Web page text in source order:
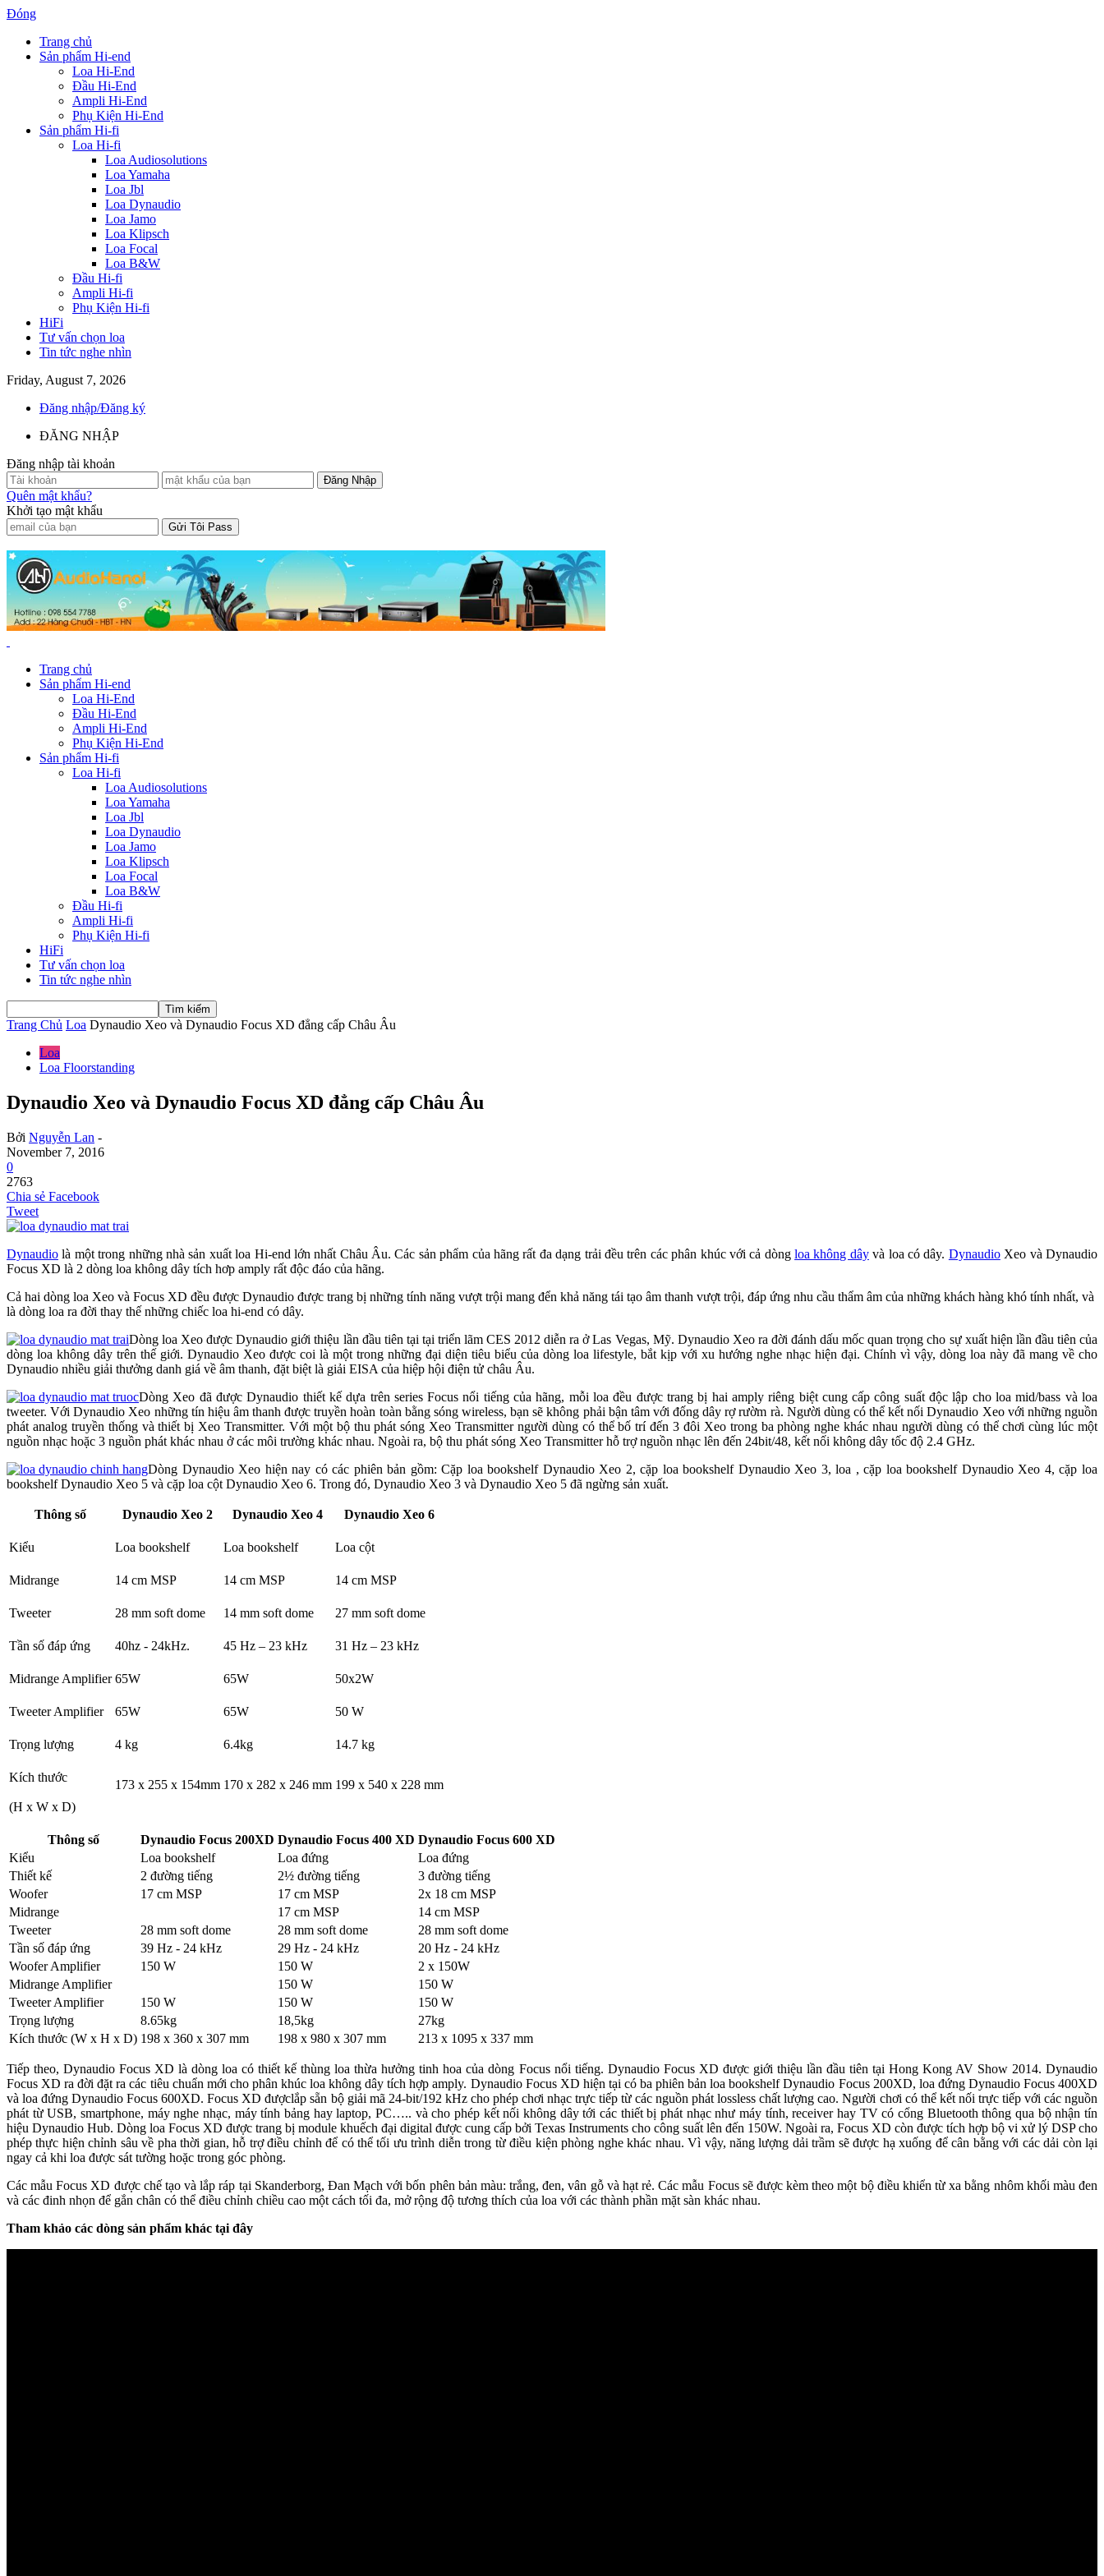
Đóng
Trang chủ
Sản phẩm Hi-end
Loa Hi-End
Đầu Hi-End
Ampli Hi-End
Phụ Kiện Hi-End
Sản phẩm Hi-fi
Loa Hi-fi
Loa Audiosolutions
Loa Yamaha
Loa Jbl
Loa Dynaudio
Loa Jamo
Loa Klipsch
Loa Focal
Loa B&W
Đầu Hi-fi
Ampli Hi-fi
Phụ Kiện Hi-fi
HiFi
Tư vấn chọn loa
Tin tức nghe nhìn
Friday, August 7, 2026
Đăng nhập/Đăng ký
ĐĂNG NHẬP
Đăng nhập tài khoản
Quên mật khẩu?
Khởi tạo mật khẩu
Trang chủ
Sản phẩm Hi-end
Loa Hi-End
Đầu Hi-End
Ampli Hi-End
Phụ Kiện Hi-End
Sản phẩm Hi-fi
Loa Hi-fi
Loa Audiosolutions
Loa Yamaha
Loa Jbl
Loa Dynaudio
Loa Jamo
Loa Klipsch
Loa Focal
Loa B&W
Đầu Hi-fi
Ampli Hi-fi
Phụ Kiện Hi-fi
HiFi
Tư vấn chọn loa
Tin tức nghe nhìn
Trang Chủ Loa Dynaudio Xeo và Dynaudio Focus XD đẳng cấp Châu Âu
Loa
Loa Floorstanding
Dynaudio Xeo và Dynaudio Focus XD đẳng cấp Châu Âu
Bởi Nguyễn Lan -
November 7, 2016
0
2763
Chia sẻ Facebook
Tweet
Dynaudio là một trong những nhà sản xuất loa Hi-end lớn nhất Châu Âu. Các sản phẩm của hãng rất đa dạng trải đều trên các phân khúc với cả dòngloa không dâyvà loa có dây. DynaudioXeo và Dynaudio
Focus XD là 2 dòng loa không dây tích hơp amply rất độc đáo của hãng.
Cả hai dòng loa Xeo và Focus XD đều được Dynaudio được trang bị những tính năng vượt trội mang đển khả năng tái tạo âm thanh vượt trội, đáp ứng nhu cầu thẩm âm của những khách hàng khó tính nhất, và
là dòng loa ra đời thay thế những chiếc loa hi-end có dây.
Dòng loa Xeo được Dynaudio giới thiệu lần đầu tiên tại tại triển lãm CES 2012 diễn ra ở Las Vegas, Mỹ. Dynaudio Xeo ra đời đánh dấu mốc quan trọng cho sự xuất hiện lần đầu tiên của
dòng loa không dây trên thế giới. Dynaudio Xeo được coi là một trong những đại diện tiêu biểu của dòng loa lifestyle, bắt kịp với xu hướng nghe nhạc hiện đại. Chính vì vậy, dòng loa này đã mang về cho
Dynaudio nhiều giải thưởng danh giá về âm thanh, đặt biệt là giải EISA của hiệp hội điện tử châu Âu.
Dòng Xeo đã được Dynaudio thiết kế dựa trên series Focus nổi tiếng của hãng, mỗi loa đều được trang bị hai amply riêng biệt cung cấp công suất độc lập cho loa mid/bass và loa
tweeter. Với Dynaudio Xeo những tín hiệu âm thanh được truyền hoàn toàn bằng sóng wireless, bạn sẽ không phải bận tâm với đống dây rợ rườm rà. Người dùng có thể kết nối Dynaudio Xeo với những nguồn
phát analog truyền thống và thiết bị Xeo Transmitter. Với một bộ thu phát sóng Xeo Transmitter người dùng có thể bố trí đến 3 đôi Xeo trong ba phòng nghe khác nhau người dùng có thể chơi cùng lúc một
nguồn nhạc hoặc 3 nguồn phát khác nhau ở các môi trường khác nhau. Ngoài ra, bộ thu phát sóng Xeo Transmitter hỗ trợ nguồn nhạc lên đến 24bit/48, kết nối không dây tốc độ 2.4 GHz.
Dòng Dynaudio Xeo hiện nay có các phiên bản gồm: Cặp loa bookshelf Dynaudio Xeo 2, cặp loa bookshelf Dynaudio Xeo 3, loa , cặp loa bookshelf Dynaudio Xeo 4, cặp loa
bookshelf Dynaudio Xeo 5 và cặp loa cột Dynaudio Xeo 6. Trong đó, Dynaudio Xeo 3 và Dynaudio Xeo 5 đã ngừng sản xuất.
Thông số Dynaudio Xeo 2 Dynaudio Xeo 4 Dynaudio Xeo 6
Kiểu Loa bookshelf Loa bookshelf Loa cột
Midrange 14 cm MSP 14 cm MSP 14 cm MSP
Tweeter 28 mm soft dome 14 mm soft dome 27 mm soft dome
Tần số đáp ứng 40hz - 24kHz. 45 Hz – 23 kHz 31 Hz – 23 kHz
Midrange Amplifier 65W 65W 50x2W
Tweeter Amplifier 65W 65W 50 W
Trọng lượng 4 kg 6.4kg 14.7 kg
Kích thước
(H x W x D)
173 x 255 x 154mm 170 x 282 x 246 mm 199 x 540 x 228 mm
Thông số Dynaudio Focus 200XD Dynaudio Focus 400 XD Dynaudio Focus 600 XD
Kiểu
Loa bookshelf Loa đứng
Loa đứng
Thiết kế
2 đường tiếng 2½ đường tiếng
3 đường tiếng
Woofer
17 cm MSP 17 cm MSP
2x 18 cm MSP
Midrange
17 cm MSP
14 cm MSP
Tweeter
28 mm soft dome 28 mm soft dome
28 mm soft dome
Tần số đáp ứng
39 Hz - 24 kHz 29 Hz - 24 kHz
20 Hz - 24 kHz
Woofer Amplifier
150 W 150 W
2 x 150W
Midrange Amplifier
150 W
150 W
Tweeter Amplifier
150 W 150 W
150 W
Trọng lượng
8.65kg 18,5kg
27kg
Kích thước (W x H x D) 198 x 360 x 307 mm 198 x 980 x 307 mm 213 x 1095 x 337 mm
Tiếp theo, Dynaudio Focus XD là dòng loa có thiết kế thùng loa thừa hưởng tinh hoa của dòng Focus nổi tiếng. Dynaudio Focus XD được giới thiệu lần đầu tiên tại Hong Kong AV Show 2014. Dynaudio
Focus XD ra đời đặt ra các tiêu chuẩn mới cho phân khúc loa không dây tích hợp amply. Dynaudio Focus XD hiện tại có ba phiên bản loa bookshelf Dynaudio Focus 200XD, loa đứng Dynaudio Focus 400XD
và loa đứng Dynaudio Focus 600XD. Focus XD đượclắp sẵn bộ giải mã 24-bit/192 kHz cho phép chơi nhạc trực tiếp từ các nguồn phát lossless chất lượng cao. Người chơi có thể kết nối trực tiếp với các nguồn
phát từ USB, smartphone, máy nghe nhạc, máy tính bảng hay laptop, PC….. và cho phép kết nối không dây tới các thiết bị phát nhạc như máy tính, receiver hay TV có cổng Bluetooth thông qua bộ nhận tín
hiệu Dynaudio Hub. Dòng loa Focus XD được trang bị module khuếch đại digital được cung cấp bởi Texas Instruments cho công suất lên đến 150W. Ngoài ra, Focus XD còn được tích hợp bộ vi xử lý DSP cho
phép thực hiện chỉnh sâu về pha thời gian, hỗ trợ điều chỉnh để có thể tối ưu trình diễn trong từ điều kiện phòng nghe khác nhau. Vì vậy, năng lượng dải trầm sẽ được hạ xuống để cân bằng với các dải còn lại
ngay cả khi loa được sát tường hoặc trong góc phòng.
Các mẫu Focus XD được chế tạo và lắp ráp tại Skanderborg, Đan Mạch với bốn phên bản màu: trắng, đen, vân gỗ và hạt rẻ. Các mẫu Focus sẽ được kèm theo một bộ điều khiển từ xa bằng nhôm khối màu đen
và các đinh nhọn để gắn chân có thể điều chỉnh chiều cao một cách tối đa, mở rộng độ tương thích của loa với các thành phần mặt sàn khác nhau.
Tham khảo các dòng sản phẩm khác tại đây